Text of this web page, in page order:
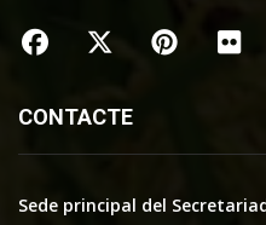
CONTACTE
Sede principal del